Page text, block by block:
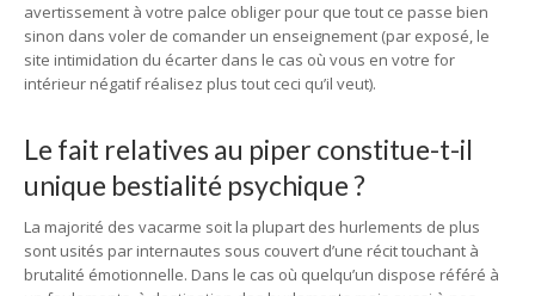
avertissement à votre palce obliger pour que tout ce passe bien
sinon dans voler de comander un enseignement (par exposé, le
site intimidation du écarter dans le cas où vous en votre for
intérieur négatif réalisez plus tout ceci qu’il veut).
Le fait relatives au piper constitue-t-il
unique bestialité psychique ?
La majorité des vacarme soit la plupart des hurlements de plus
sont usités par internautes sous couvert d’une récit touchant à
brutalité émotionnelle. Dans le cas où quelqu’un dispose référé à